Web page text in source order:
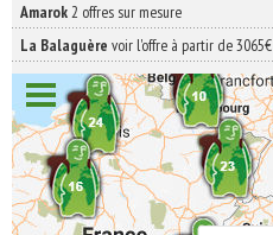
Amarok2 offres sur mesure
La Balaguère voir l'offre à partir de 3065€